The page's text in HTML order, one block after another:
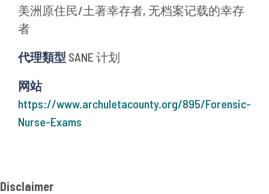
美洲原住民/土著幸存者, 无档案记载的幸存
者
代理類型 SANE 计划
网站
https://www.archuletacounty.org/895/Forensic-
Nurse-Exams
Disclaimer